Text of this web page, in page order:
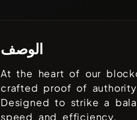
الوصف
At the heart of our
crafted proof of
Designed to strike a
speed and efficiency.